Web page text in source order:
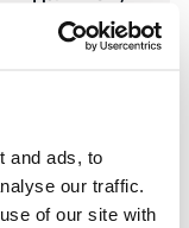
and ads, to
our traffic.
of our site with